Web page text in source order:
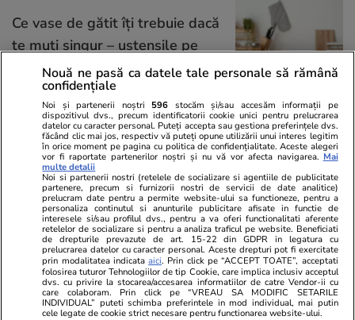
Ce vase de gătit îți trebuie dacă
te muți singur – ustensile pe
care trebuie să le ai în bucătărie
Lifestyle 31 iul.
Ulei de perilla – ce este și ce
beneficii are
Lifestyle 31 iul.
Nouă ne pasă ca datele tale personale să rămână
confidențiale
Noi și partenerii noștri 596 stocăm și/sau accesăm informații pe
dispozitivul dvs., precum identificatorii cookie unici pentru prelucrarea
datelor cu caracter personal. Puteți accepta sau gestiona preferințele dvs.
făcând clic mai jos, respectiv vă puteți opune utilizării unui interes legitim
în orice moment pe pagina cu politica de confidențialitate. Aceste alegeri
vor fi raportate partenerilor noștri și nu vă vor afecta navigarea. Mai
multe detalii
Noi si partenerii nostri (retelele de socializare si agentiile de publicitate
partenere, precum si furnizorii nostri de servicii de date analitice)
prelucram date pentru a permite website-ului sa functioneze, pentru a
personaliza continutul si anunturile publicitare afisate in functie de
interesele si/sau profilul dvs., pentru a va oferi functionalitati aferente
retelelor de socializare si pentru a analiza traficul pe website. Beneficiati
de drepturile prevazute de art. 15-22 din GDPR in legatura cu
prelucrarea datelor cu caracter personal. Aceste drepturi pot fi exercitate
prin modalitatea indicataaici. Prin click pe “ACCEPT TOATE”, acceptati
folosirea tuturor Tehnologiilor de tip Cookie, care implica inclusiv acceptul
dvs. cu privire la stocarea/accesarea informatiilor de catre Vendor-ii cu
care colaboram. Prin click pe “VREAU SA MODIFIC SETARILE
INDIVIDUAL” puteti schimba preferintele in mod individual, mai putin
cele legate de cookie strict necesare pentru functionarea website-ului.